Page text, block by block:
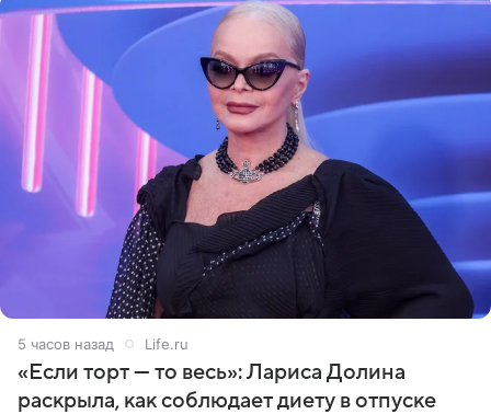
5 часов назад Life.ru
«Если торт — то весь»: Лариса Долина
раскрыла, как соблюдает диету в отпуске